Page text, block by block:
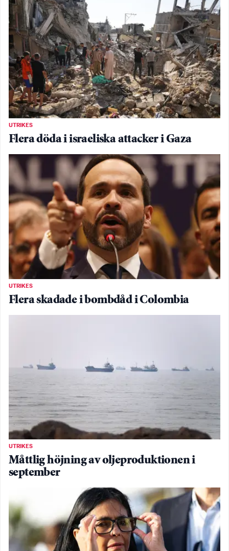
UTRIKES
Flera döda i israeliska attacker i Gaza
UTRIKES
Flera skadade i bombdåd i Colombia
UTRIKES
Måttlig höjning av oljeproduktionen i
september